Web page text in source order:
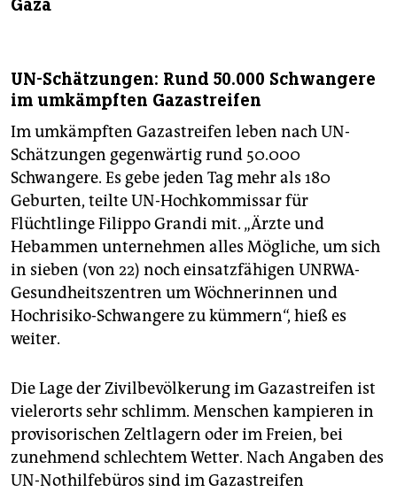
Gaza
UN-Schätzungen: Rund 50.000 Schwangere
im umkämpften Gazastreifen
Im umkämpften Gazastreifen leben nach UN-
Schätzungen gegenwärtig rund 50.000
Schwangere. Es gebe jeden Tag mehr als 180
Geburten, teilte UN-Hochkommissar für
Flüchtlinge Filippo Grandi mit. „Ärzte und
Hebammen unternehmen alles Mögliche, um sich
in sieben (von 22) noch einsatzfähigen UNRWA-
Gesundheitszentren um Wöchnerinnen und
Hochrisiko-Schwangere zu kümmern“, hieß es
weiter.
Die Lage der Zivilbevölkerung im Gazastreifen ist
vielerorts sehr schlimm. Menschen kampieren in
provisorischen Zeltlagern oder im Freien, bei
zunehmend schlechtem Wetter. Nach Angaben des
UN-Nothilfebüros sind im Gazastreifen